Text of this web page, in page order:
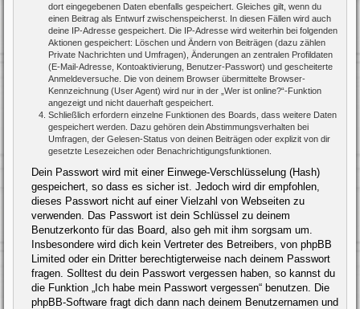
dort eingegebenen Daten ebenfalls gespeichert. Gleiches gilt, wenn du
einen Beitrag als Entwurf zwischenspeicherst. In diesen Fällen wird auch
deine IP-Adresse gespeichert. Die IP-Adresse wird weiterhin bei folgenden
Aktionen gespeichert: Löschen und Ändern von Beiträgen (dazu zählen
Private Nachrichten und Umfragen), Änderungen an zentralen Profildaten
(E-Mail-Adresse, Kontoaktivierung, Benutzer-Passwort) und gescheiterte
Anmeldeversuche. Die von deinem Browser übermittelte Browser-
Kennzeichnung (User Agent) wird nur in der „Wer ist online?“-Funktion
angezeigt und nicht dauerhaft gespeichert.
Schließlich erfordern einzelne Funktionen des Boards, dass weitere Daten
gespeichert werden. Dazu gehören dein Abstimmungsverhalten bei
Umfragen, der Gelesen-Status von deinen Beiträgen oder explizit von dir
gesetzte Lesezeichen oder Benachrichtigungsfunktionen.
Dein Passwort wird mit einer Einwege-Verschlüsselung (Hash)
gespeichert, so dass es sicher ist. Jedoch wird dir empfohlen,
dieses Passwort nicht auf einer Vielzahl von Webseiten zu
verwenden. Das Passwort ist dein Schlüssel zu deinem
Benutzerkonto für das Board, also geh mit ihm sorgsam um.
Insbesondere wird dich kein Vertreter des Betreibers, von phpBB
Limited oder ein Dritter berechtigterweise nach deinem Passwort
fragen. Solltest du dein Passwort vergessen haben, so kannst du
die Funktion „Ich habe mein Passwort vergessen“ benutzen. Die
phpBB-Software fragt dich dann nach deinem Benutzernamen und